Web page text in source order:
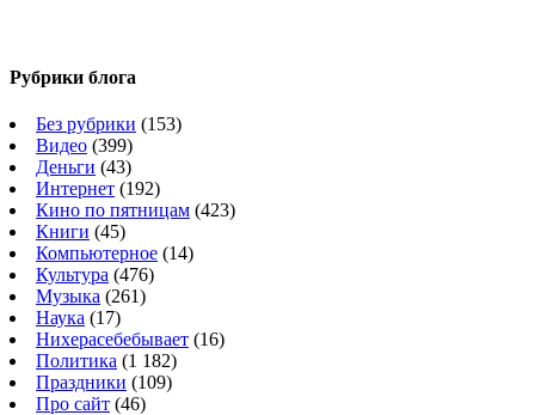
Рубрики блога
Без рубрики (153)
Видео (399)
Деньги (43)
Интернет (192)
Кино по пятницам (423)
Книги (45)
Компьютерное (14)
Культура (476)
Музыка (261)
Наука (17)
Нихерасебебывает (16)
Политика (1 182)
Праздники (109)
Про сайт (46)